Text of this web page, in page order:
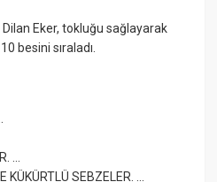
Eker, tokluğu sağlayarak
besini sıraladı.
...
KÜKÜRTLÜ SEBZELER. ...